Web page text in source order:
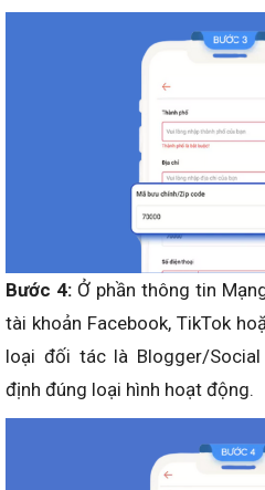
Bước 4:Ở phần thông tin
tài khoản Facebook, TikTok
loại đối tác là Blogger/
định đúng loại hình hoạt động.